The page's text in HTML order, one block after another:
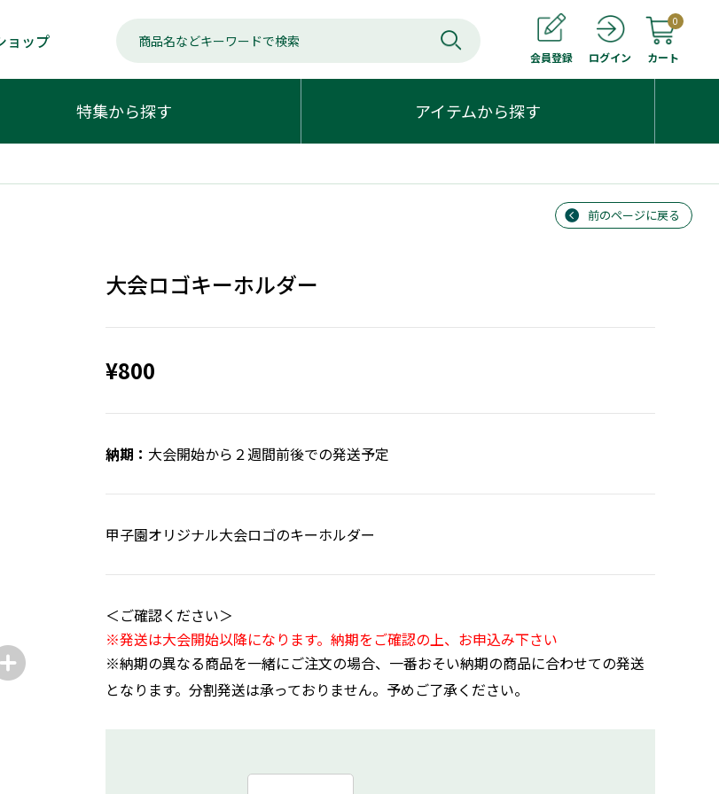
ョップ
会員登録 ログイン
0
カート
特集から探す アイテムから探す
前のページに戻る
大会ロゴキーホルダー
¥800
大会開始から２週間前後での発送予定
甲子園オリジナル大会ロゴのキーホルダー
＜ご確認ください＞
※発送は大会開始以降になります。納期をご確認の上、お申込み下さい
※納期の異なる商品を一緒にご注文の場合、一番おそい納期の商品に合わせての発送
となります。分割発送は承っておりません。予めご了承ください。